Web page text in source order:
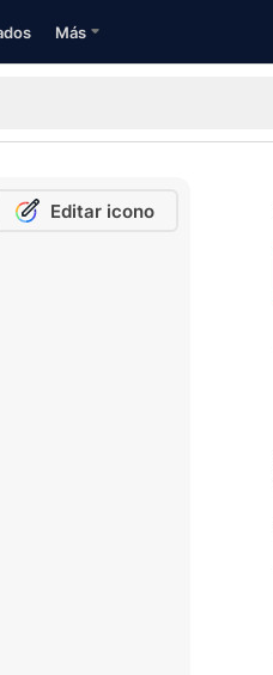
Más
Editar icono